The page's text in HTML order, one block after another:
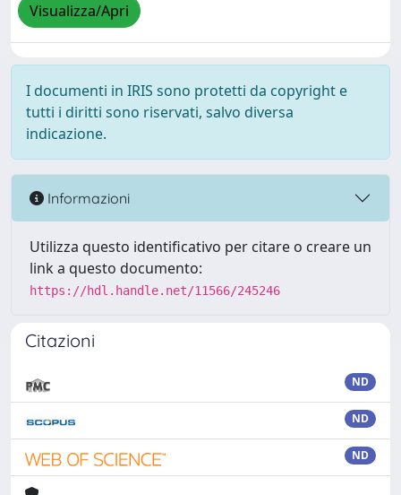
Visualizza/Apri
I documenti in IRIS sono protetti da copyright e
tutti i diritti sono riservati, salvo diversa
indicazione.
Informazioni
Utilizza questo identificativo per citare o creare un
link a questo documento:
https://hdl.handle.net/11566/245246
Citazioni
ND
ND
ND